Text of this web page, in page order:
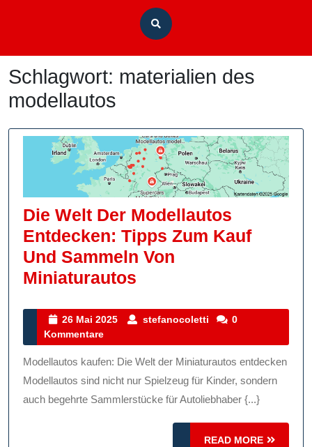
Schlagwort: materialien des
modellautos
Die Welt Der Modellautos
Entdecken: Tipps Zum Kauf
Und Sammeln Von
Miniaturautos
Der
Entdecken:
Tipps
Zum
Kauf
26 Mai 2025
26
2025
stefanocoletti stefanocoletti
0
Kommentare
Modellautos kaufen: Die Welt der Miniaturautos entdecken
Modellautos sind nicht nur Spielzeug für Kinder, sondern
auch begehrte Sammlerstücke für Autoliebhaber {...}
READ MORE
READ